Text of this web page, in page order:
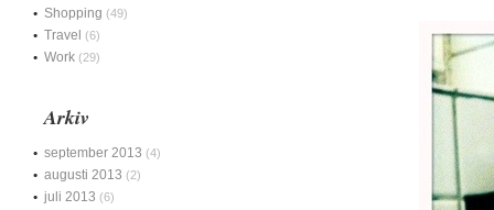
Shopping (49)
Travel (6)
Work (29)
Arkiv
september 2013 (4)
augusti 2013 (2)
juli 2013 (6)